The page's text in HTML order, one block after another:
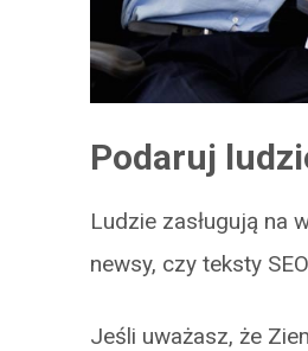
Podaruj
Ludzie zasługują na
newsy, czy teksty
Jeśli uważasz, że